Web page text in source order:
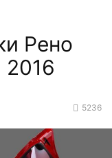
Рено
2016
5236